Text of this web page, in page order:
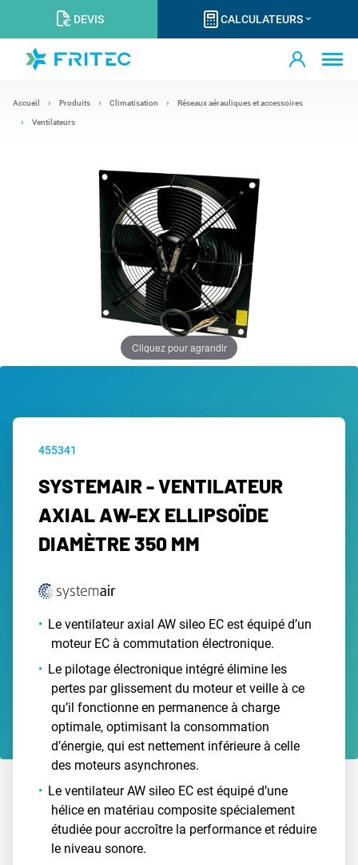
DEVIS CALCULATEURS
Accueil Produits Climatisation Réseaux aérauliques et accessoires
Ventilateurs
Cliquez pour agrandir
455341
SYSTEMAIR - VENTILATEUR
AXIAL AW-EX ELLIPSOÏDE
DIAMÈTRE 350 MM
Le ventilateur axial AW sileo EC est équipé d’un
moteur EC à commutation électronique.
Le pilotage électronique intégré élimine les
pertes par glissement du moteur et veille à ce
qu’il fonctionne en permanence à charge
optimale, optimisant la consommation
d’énergie, qui est nettement inférieure à celle
des moteurs asynchrones.
Le ventilateur AW sileo EC est équipé d’une
hélice en matériau composite spécialement
étudiée pour accroître la performance et réduire
le niveau sonore.